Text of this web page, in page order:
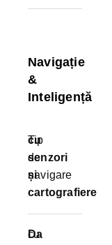
Navigație
&
Inteligență
Tip
de
navigare
cu
senzori
și
cartografiere
cu
Da